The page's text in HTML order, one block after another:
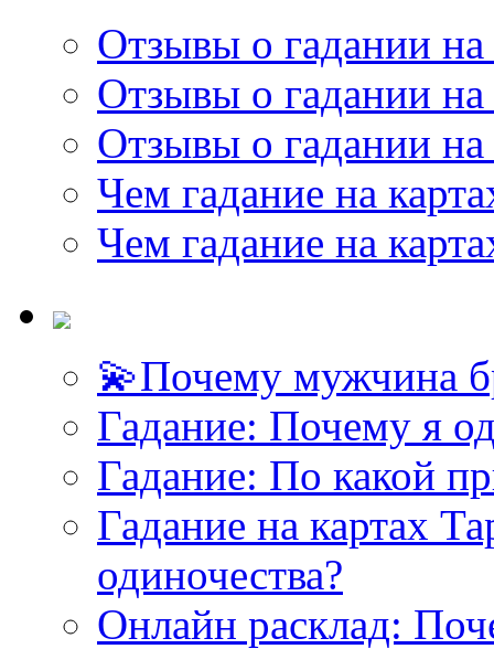
Отзывы о гадании на
Отзывы о гадании на
Отзывы о гадании на
Чем гадание на
Чем гадание на
💫Почему мужчина
Гадание: Почему я
Гадание: По какой
Гадание на картах
одиночества?
Онлайн расклад: